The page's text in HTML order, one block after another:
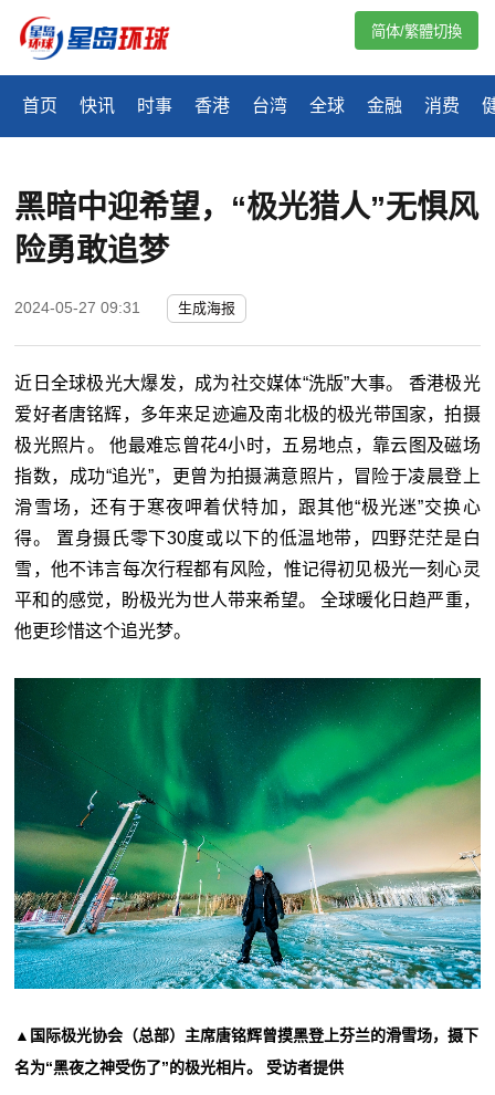
首页 快讯 时事 香港 台湾 全球 金融 消费
简体/繁體切換
黑暗中迎希望，“极光猎人”无惧风
险勇敢追梦
2024-05-27 09:31 生成海报
近日全球极光大爆发，成为社交媒体“洗版”大事。 香港极光
爱好者唐铭辉，多年来足迹遍及南北极的极光带国家，拍摄
极光照片。 他最难忘曾花4小时，五易地点，靠云图及磁场
指数，成功“追光”，更曾为拍摄满意照片，冒险于凌晨登上
滑雪场，还有于寒夜呷着伏特加，跟其他“极光迷”交换心
得。 置身摄氏零下30度或以下的低温地带，四野茫茫是白
雪，他不讳言每次行程都有风险，惟记得初见极光一刻心灵
平和的感觉，盼极光为世人带来希望。 全球暖化日趋严重，
他更珍惜这个追光梦。
▲国际极光协会（总部）主席唐铭辉曾摸黑登上芬兰的滑雪场，摄下
名为“黑夜之神受伤了”的极光相片。 受访者提供